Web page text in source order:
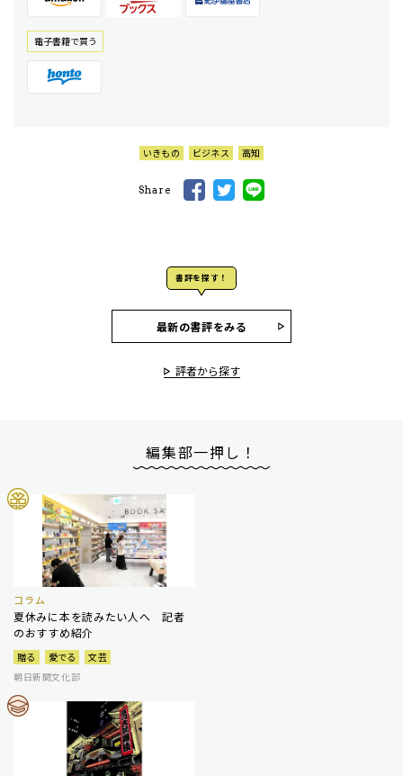
電⼦書籍で買う
いきもの ビジネス 高知
Share
書評を探す！
最新の書評をみる
評者から探す
編集部一押し！
コラム
夏休みに本を読みたい人へ 記者
のおすすめ紹介
贈る 愛でる
文芸
朝日新聞文化部